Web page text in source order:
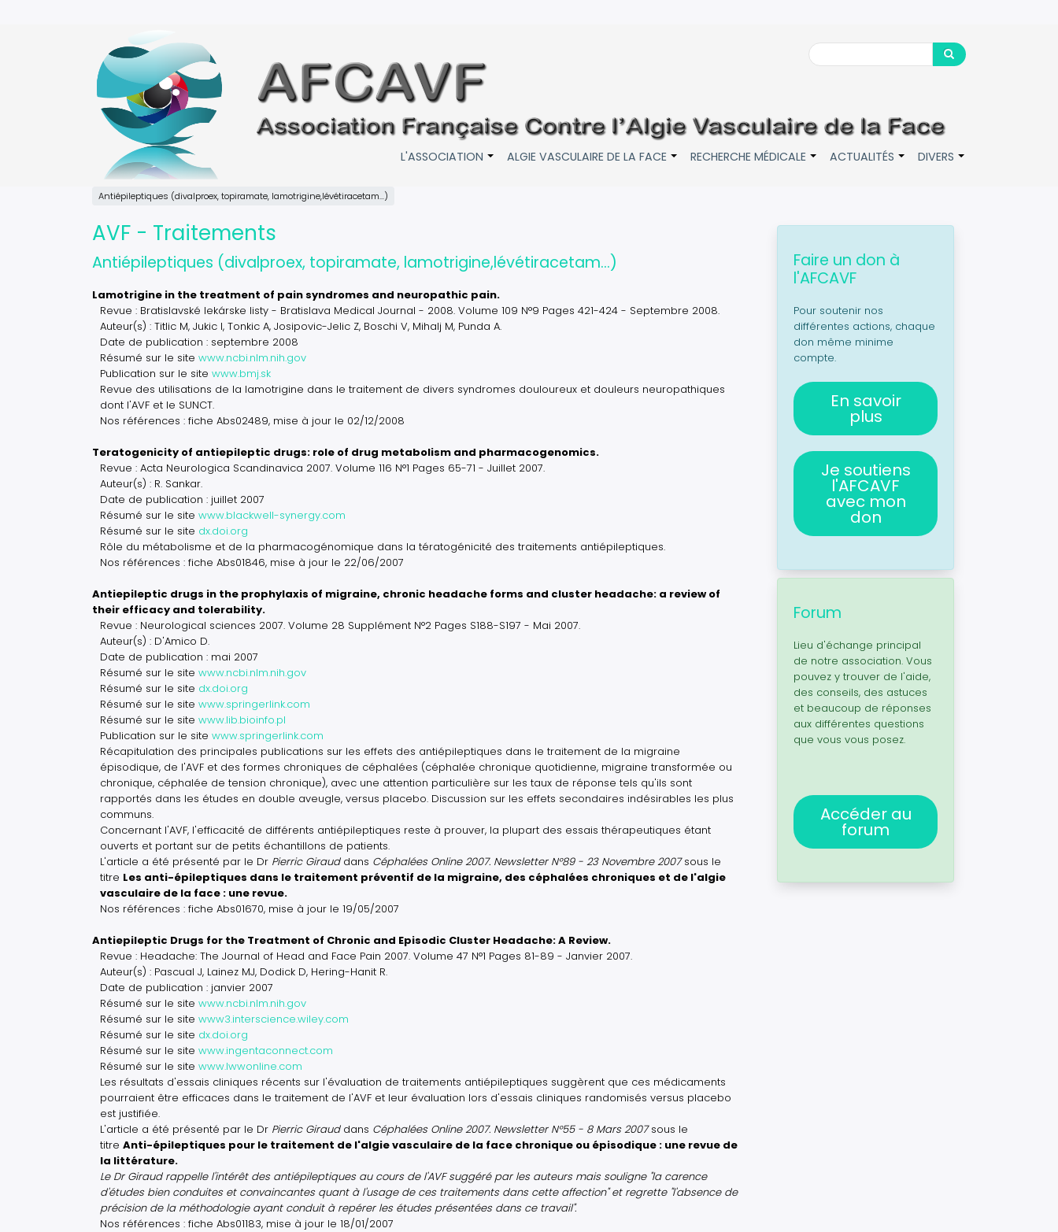
Search
Search
L'ASSOCIATION ALGIE VASCULAIRE DE LA FACE RECHERCHE MÉDICALE ACTUALITÉS DIVERS
Antiépileptiques (divalproex, topiramate, lamotrigine,lévétiracetam...)
AVF - Traitements
Antiépileptiques (divalproex, topiramate, lamotrigine,lévétiracetam...)
Lamotrigine in the treatment of pain syndromes and neuropathic pain.
Revue : Bratislavské lekárske listy - Bratislava Medical Journal - 2008. Volume 109 N°9 Pages 421-424 - Septembre 2008.
Auteur(s) : Titlic M, Jukic I, Tonkic A, Josipovic-Jelic Z, Boschi V, Mihalj M, Punda A.
Date de publication : septembre 2008
Résumé sur le site www.ncbi.nlm.nih.gov
Publication sur le site www.bmj.sk
Revue des utilisations de la lamotrigine dans le traitement de divers syndromes douloureux et douleurs neuropathiques
dont l'AVF et le SUNCT.
Nos références : fiche Abs02489, mise à jour le 02/12/2008
Teratogenicity of antiepileptic drugs: role of drug metabolism and pharmacogenomics.
Revue : Acta Neurologica Scandinavica 2007. Volume 116 N°1 Pages 65-71 - Juillet 2007.
Auteur(s) : R. Sankar.
Date de publication : juillet 2007
Résumé sur le site www.blackwell-synergy.com
Résumé sur le site dx.doi.org
Rôle du métabolisme et de la pharmacogénomique dans la tératogénicité des traitements antiépileptiques.
Nos références : fiche Abs01846, mise à jour le 22/06/2007
Antiepileptic drugs in the prophylaxis of migraine, chronic headache forms and cluster headache: a review of
their efficacy and tolerability.
Revue : Neurological sciences 2007. Volume 28 Supplément N°2 Pages S188-S197 - Mai 2007.
Auteur(s) : D'Amico D.
Date de publication : mai 2007
Résumé sur le site www.ncbi.nlm.nih.gov
Résumé sur le site dx.doi.org
Résumé sur le site www.springerlink.com
Résumé sur le site www.lib.bioinfo.pl
Publication sur le site www.springerlink.com
Récapitulation des principales publications sur les effets des antiépileptiques dans le traitement de la migraine
épisodique, de l'AVF et des formes chroniques de céphalées (céphalée chronique quotidienne, migraine transformée ou
chronique, céphalée de tension chronique), avec une attention particulière sur les taux de réponse tels qu'ils sont
rapportés dans les études en double aveugle, versus placebo. Discussion sur les effets secondaires indésirables les plus
communs.
Concernant l'AVF, l'efficacité de différents antiépileptiques reste à prouver, la plupart des essais thérapeutiques étant
ouverts et portant sur de petits échantillons de patients.
L'article a été présenté par le Dr Pierric Girauddans Céphalées Online 2007. Newsletter N°89 - 23 Novembre 2007sous le
titre Les anti-épileptiques dans le traitement préventif de la migraine, des céphalées chroniques et de l'algie
vasculaire de la face : une revue.
Nos références : fiche Abs01670, mise à jour le 19/05/2007
Antiepileptic Drugs for the Treatment of Chronic and Episodic Cluster Headache: A Review.
Revue : Headache: The Journal of Head and Face Pain 2007. Volume 47 N°1 Pages 81-89 - Janvier 2007.
Auteur(s) : Pascual J, Lainez MJ, Dodick D, Hering-Hanit R.
Date de publication : janvier 2007
Résumé sur le site www.ncbi.nlm.nih.gov
Résumé sur le site www3.interscience.wiley.com
Résumé sur le site dx.doi.org
Résumé sur le site www.ingentaconnect.com
Résumé sur le site www.lwwonline.com
Les résultats d'essais cliniques récents sur l'évaluation de traitements antiépileptiques suggèrent que ces médicaments
pourraient être efficaces dans le traitement de l'AVF et leur évaluation lors d'essais cliniques randomisés versus placebo
est justifiée.
L'article a été présenté par le Dr Pierric Girauddans Céphalées Online 2007. Newsletter N°55 - 8 Mars 2007sous le
titre Anti-épileptiques pour le traitement de l'algie vasculaire de la face chronique ou épisodique : une revue de
la littérature.
Le Dr Giraud rappelle l'intérêt des antiépileptiques au cours de l'AVF suggéré par les auteurs mais souligne "la carence
d'études bien conduites et convaincantes quant à l'usage de ces traitements dans cette affection" et regrette "l'absence de
précision de la méthodologie ayant conduit à repérer les études présentées dans ce travail".
Nos références : fiche Abs01183, mise à jour le 18/01/2007
Faire un don à
l'AFCAVF
Pour soutenir nos
différentes actions, chaque
don même minime
compte.
En savoir
plus
Je soutiens
l'AFCAVF
avec mon
don
Forum
Lieu d'échange principal
de notre association. Vous
pouvez y trouver de l'aide,
des conseils, des astuces
et beaucoup de réponses
aux différentes questions
que vous vous posez.
Accéder au
forum